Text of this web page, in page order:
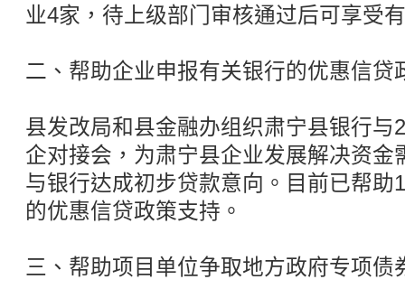
业4家，待上级部门审核通过后可享受
二、帮助企业申报有关银行的优惠信贷
县发改局和县金融办组织肃宁县银行与
企对接会，为肃宁县企业发展解决资金
与银行达成初步贷款意向。目前已帮助
的优惠信贷政策支持。
三、帮助项目单位争取地方政府专项债